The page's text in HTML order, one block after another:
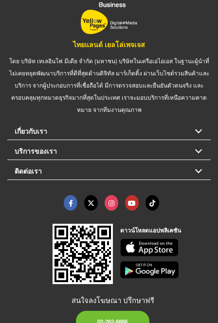
ไทยแลนด์ เยลโล่เพจเจส
โดย บริษัท เทเลอินโฟ มีเดีย จำกัด (มหาชน) บริษัทในเครือเอไอเอส ในฐานะผู้นำที่
ไม่เคยหยุดพัฒนาบริการที่ดีที่สุดด้านดิจิทัล มาร์เก็ตติ้ง ผ่านเว็บไซต์รวมสินค้าและ
บริการ จากผู้ประกอบการที่เชื่อถือได้ มีการตรวจสอบและยืนยันตัวตนจริง และ
ครอบคลุมทุกหมวดธุรกิจมากที่สุดในประเทศ เราจะมอบบริการที่เหนือความคาด
หมาย จากทีมงานคุณภาพ
เกี่ยวกับเรา
บริการของเรา
ติดต่อเรา
ดาวน์โหลดแอปพลิเคชัน
สนใจลงโฆษณา ปรึกษาฟรี
02-262-8888